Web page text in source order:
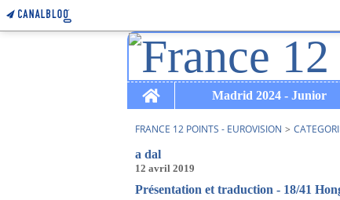
Home
Madrid 2024 - Junior
FRANCE 12 POINTS - EUROVISION >
a dal
12 avril 2019
Présentation et traduction - 18/41